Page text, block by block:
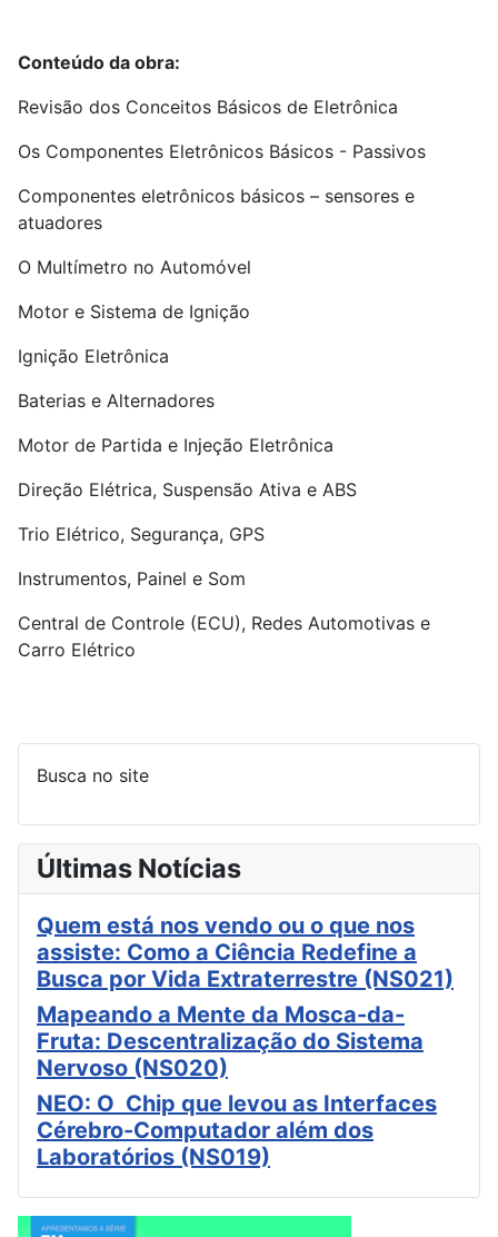
Conteúdo da obra:
Revisão dos Conceitos Básicos de Eletrônica
Os Componentes Eletrônicos Básicos - Passivos
Componentes eletrônicos básicos – sensores e
atuadores
O Multímetro no Automóvel
Motor e Sistema de Ignição
Ignição Eletrônica
Baterias e Alternadores
Motor de Partida e Injeção Eletrônica
Direção Elétrica, Suspensão Ativa e ABS
Trio Elétrico, Segurança, GPS
Instrumentos, Painel e Som
Central de Controle (ECU), Redes Automotivas e
Carro Elétrico
Busca no site
Últimas Notícias
Quem está nos vendo ou o que nos
assiste: Como a Ciência Redefine a
Busca por Vida Extraterrestre (NS021)
Mapeando a Mente da Mosca-da-
Fruta: Descentralização do Sistema
Nervoso (NS020)
NEO: O Chip que levou as Interfaces
Cérebro-Computador além dos
Laboratórios (NS019)